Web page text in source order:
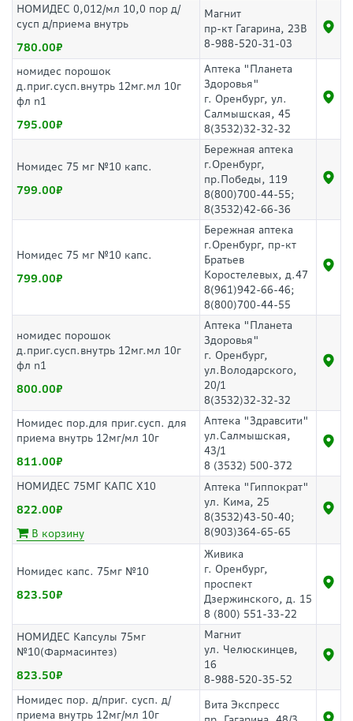
НОМИДЕС 0,012/мл 10,0 пор д/
сусп д/приема внутрь
780.00
Магнит
пр-кт Гагарина, 23В
8-988-520-31-03
номидес порошок
д.приг.сусп.внутрь 12мг.мл 10г
фл n1
795.00
Аптека "Планета
Здоровья"
г. Оренбург, ул.
Салмышская, 45
8(3532)32-32-32
Номидес 75 мг №10 капс.
799.00
Бережная аптека
г.Оренбург,
пр.Победы, 119
8(800)700-44-55;
8(3532)42-66-36
Номидес 75 мг №10 капс.
799.00
Бережная аптека
г.Оренбург, пр-кт
Братьев
Коростелевых, д.47
8(961)942-66-46;
8(800)700-44-55
номидес порошок
д.приг.сусп.внутрь 12мг.мл 10г
фл n1
800.00
Аптека "Планета
Здоровья"
г. Оренбург,
ул.Володарского,
20/1
8(3532)32-32-32
Номидес пор.для приг.сусп. для
приема внутрь 12мг/мл 10г
811.00
Аптека "Здравсити"
ул.Салмышская,
43/1
8 (3532) 500-372
НОМИДЕС 75МГ КАПС Х10
822.00
В корзину
Аптека "Гиппократ"
ул. Кима, 25
8(3532)43-50-40;
8(903)364-65-65
Номидес капс. 75мг №10
823.50
Живика
г. Оренбург,
проспект
Дзержинского, д. 15
8 (800) 551-33-22
НОМИДЕС Капсулы 75мг
№10(Фармасинтез)
823.50
Магнит
ул. Челюскинцев,
16
8-988-520-35-52
Номидес пор. д/приг. сусп. д/
приема внутрь 12мг/мл 10г
Вита Экспресс